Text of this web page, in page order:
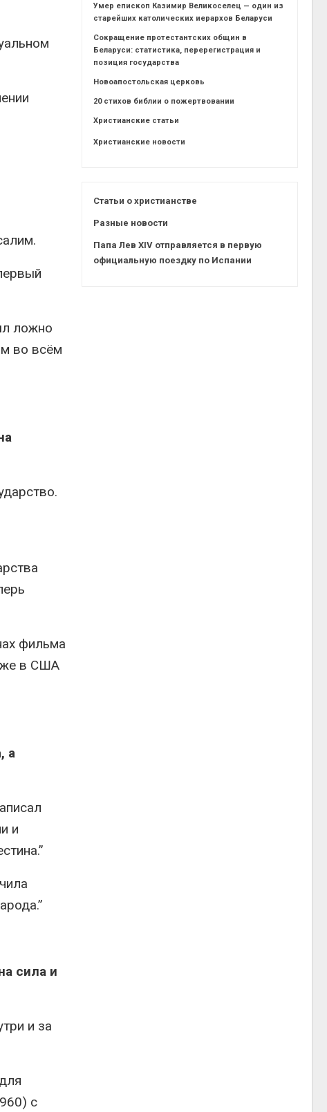
ложно
во всём
фильма
в США
а
и
сила и
и за
с
Умер епископ Казимир Великоселец — один из
старейших католических иерархов Беларуси
Сокращение протестантских общин в
Беларуси: статистика, перерегистрация и
позиция государства
Новоапостольская церковь
20 стихов библии о пожертвовании
Христианские статьи
Христианские новости
Статьи о христианстве
Разные новости
Папа Лев XIV отправляется в первую
официальную поездку по Испании